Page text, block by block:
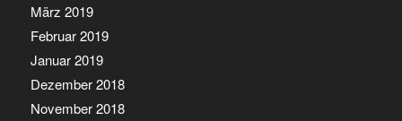
März 2019
Februar 2019
Januar 2019
Dezember 2018
November 2018